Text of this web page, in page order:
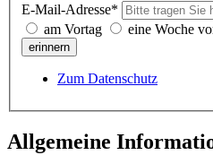
E-Mail-Adresse*
am Vortag
eine Woche
erinnern
Zum Datenschutz
Allgemeine